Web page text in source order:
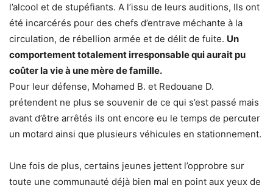
l’alcool et de stupéfiants. A l’issu de leurs auditions, Ils ont
été incarcérés pour des chefs d’entrave méchante à la
circulation, de rébellion armée et de délit de fuite. Un
comportement totalement irresponsable qui aurait pu
coûter la vie à une mère de famille.
Pour leur défense, Mohamed B. et Redouane D.
prétendent ne plus se souvenir de ce qui s’est passé mais
avant d’être arrêtés ils ont encore eu le temps de percuter
un motard ainsi que plusieurs véhicules en stationnement.
Une fois de plus, certains jeunes jettent l’opprobre sur
toute une communauté déjà bien mal en point aux yeux de